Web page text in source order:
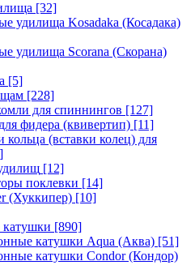
[32]
удилища Kosadaka (Косадака)
удилища Scorana (Скорана)
[5]
[228]
для спиннингов [127]
фидера (квивертип) [11]
(вставки колец) для
[12]
поклевки [14]
(Хуккипер) [10]
[890]
катушки Aqua (Аква) [51]
катушки Condor (Кондор)